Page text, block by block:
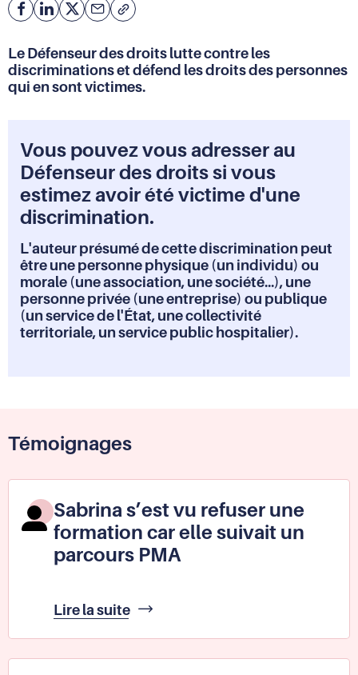
Facebook
Partager
Linkedin
Partager
X
Courriel
Copier
de
la
page
(URL)
papier
Le Défenseur des droits lutte contre les
discriminations et défend les droits des personnes
qui en sont victimes.
Vous pouvez vous adresser au
Défenseur des droits si vous
estimez avoir été victime d'une
discrimination.
L'auteur présumé de cette discrimination peut
être une personne physique (un individu) ou
morale (une association, une société...), une
personne privée (une entreprise) ou publique
(un service de l'État, une collectivité
territoriale, un service public hospitalier).
Témoignages
Sabrina s’est vu refuser une
formation car elle suivait un
parcours PMA
Lire la suite Sabrina
vu
refuser